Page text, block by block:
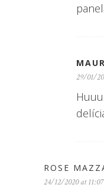
29/01/
ROSE
24/12/2020 at